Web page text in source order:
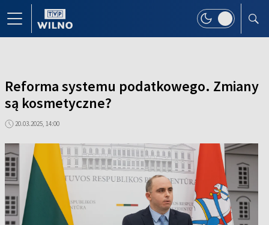
Reforma systemu podatkowego. Zmiany
są kosmetyczne?
20.03.2025, 14:00